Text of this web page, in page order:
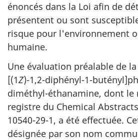
énoncés dans la Loi afin de
présentent ou sont
risque pour l'environnement
humaine.
Une évaluation préalable de
[(1Z)-1,2-diphényl-1-
diméthyl-éthanamine, dont le
registre du Chemical
10540-29-1, a été effectuée.
désignée par son nom